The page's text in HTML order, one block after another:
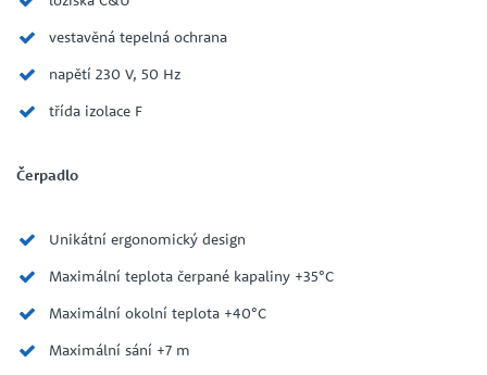
vestavěná tepelná ochrana
napětí 230 V, 50 Hz
třída izolace F
Čerpadlo
Unikátní ergonomický design
Maximální teplota čerpané kapaliny +35°C
Maximální okolní teplota +40°C
Maximální sání +7 m